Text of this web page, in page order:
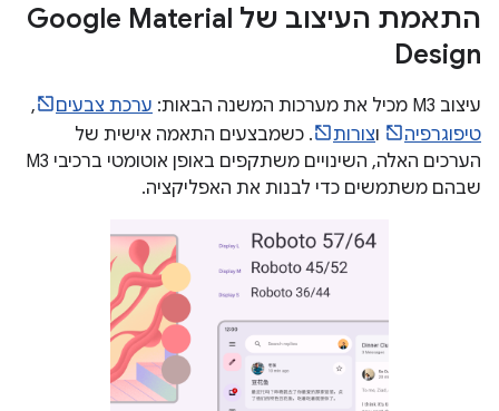
התאמת העיצוב של Google Material
Design
עיצוב M3 מכיל את מערכות המשנה הבאות: ערכת צבעים
,
טיפוגרפיה
וצורות
. כשמבצעים התאמה אישית של
הערכים האלה, השינויים משתקפים באופן אוטומטי ברכיבי M3
שבהם משתמשים כדי לבנות את האפליקציה.